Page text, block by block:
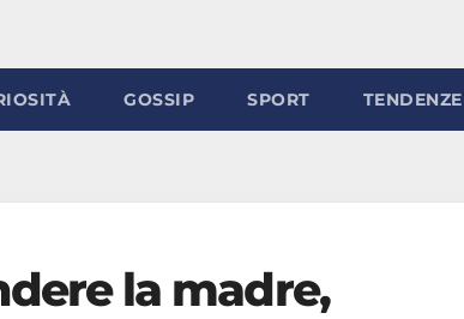
GOSSIP SPORT TENDENZE
la madre,